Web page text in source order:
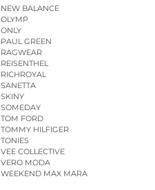
NEW BALANCE
OLYMP
ONLY
PAUL GREEN
RAGWEAR
REISENTHEL
RICHROYAL
SANETTA
SKINY
SOMEDAY
TOM FORD
TOMMY HILFIGER
TONIES
VEE COLLECTIVE
VERO MODA
WEEKEND MAX MARA